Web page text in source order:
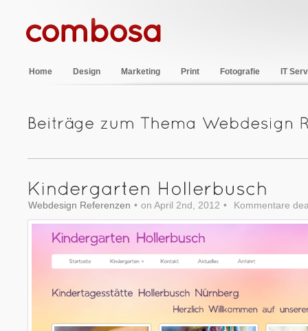
Home Design Marketing Print Fotografie IT
Webdesign Referenzen • on April 2nd, 2012 • Kommentare